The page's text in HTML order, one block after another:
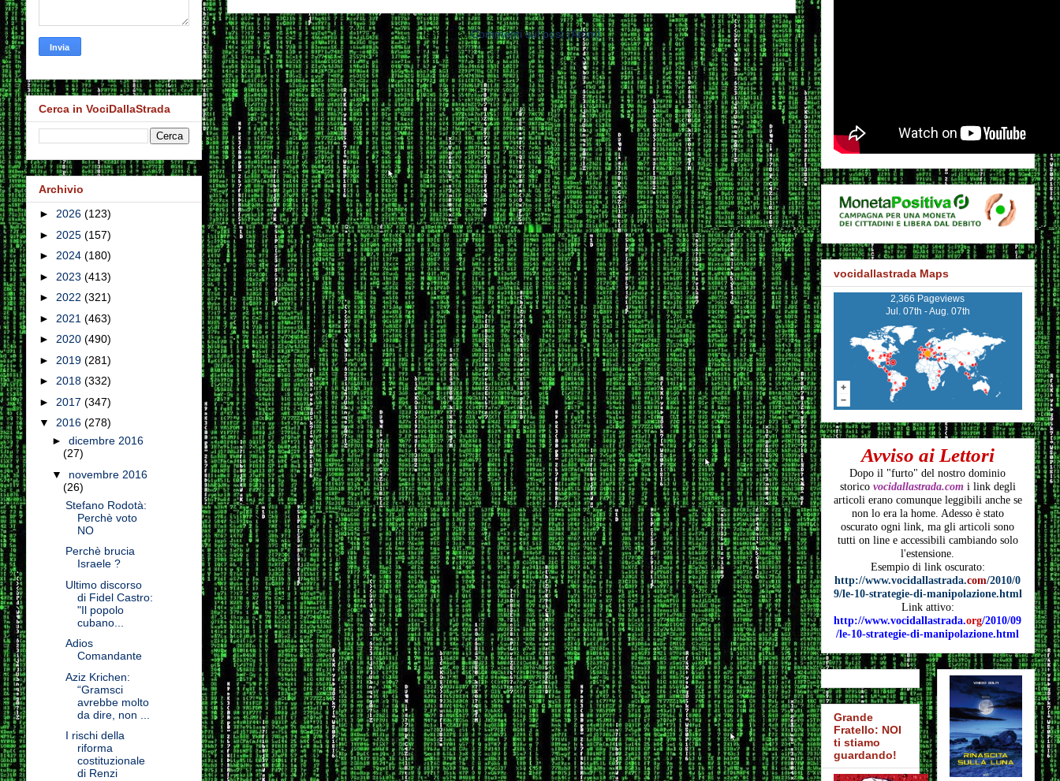
Iscriviti a:Commenti sul post (Atom)
Cerca in VociDallaStrada
Archivio
► 2026 (123)
► 2025 (157)
► 2024 (180)
► 2023 (413)
► 2022 (321)
► 2021 (463)
► 2020 (490)
► 2019 (281)
► 2018 (332)
► 2017 (347)
▼ 2016 (278)
►dicembre 2016
(27)
▼ novembre 2016
(26)
Stefano Rodotà:
Perchè voto
NO
Perchè brucia
Israele ?
Ultimo discorso
di Fidel Castro:
"Il popolo
cubano...
Adios
Comandante
Aziz Krichen:
“Gramsci
avrebbe molto
da dire, non ...
I rischi della
riforma
costituzionale
di Renzi
vocidallastrada Maps
2,366 Pageviews
Jul. 07th - Aug. 07th
Avviso ai Lettori
Dopo il "furto" del nostro dominio
storico vocidallastrada.comi link degli
articoli erano comunque leggibili anche se
non lo era la home. Adesso è stato
oscurato ogni link, ma gli articoli sono
tutti on line e accessibili cambiando solo
l'estensione.
Esempio di link oscurato:
http://www.vocidallastrada.com/2010/0
9/le-10-strategie-di-manipolazione.html
Link attivo:
http://www.vocidallastrada.org/2010/09
/le-10-strategie-di-manipolazione.html
Grande
Fratello: NOI
ti stiamo
guardando!